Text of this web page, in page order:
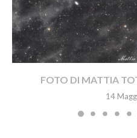
FOTO DI MATTIA
14